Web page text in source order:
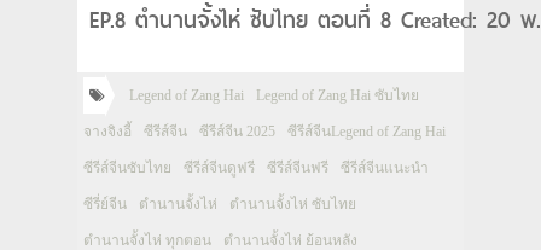
EP.8 ตำนานจั้งไห่ ซับไทย ตอนที่ 8 Created: 20
Legend of Zang Hai Legend of Zang Hai ซับไทย
จางจิงอี้ ซีรีส์จีน ซีรีส์จีน 2025 ซีรีส์จีนLegend of Zang Hai
ซีรีส์จีนซับไทย ซีรีส์จีนดูฟรี ซีรีส์จีนฟรี ซีรีส์จีนแนะนำ
ซีรี่ย์จีน ตำนานจั้งไห่ ตำนานจั้งไห่ ซับไทย
ตำนานจั้งไห่ ทุกตอน ตำนานจั้งไห่ ย้อนหลัง